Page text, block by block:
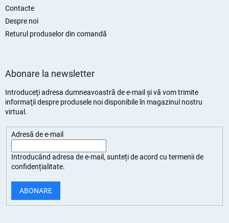
Contacte
Despre noi
Returul produselor din comandă
Abonare la newsletter
Introduceţi adresa dumneavoastră de e-mail şi vă vom trimite
informaţii despre produsele noi disponibile în magazinul nostru
virtual.
Adresă de e-mail
Introducând adresa de e-mail, sunteți deacord cu termenii de
confidențialitate.
ABONARE